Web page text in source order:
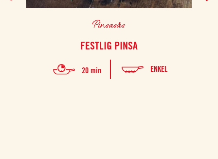
Pinsasås
FESTLIG PINSA
20 min ENKEL